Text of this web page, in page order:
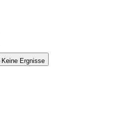
Keine Ergnisse